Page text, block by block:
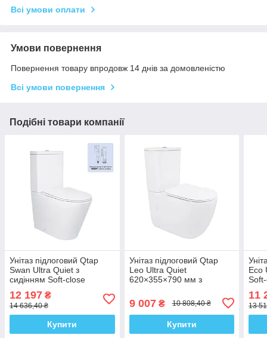
Всі умови оплати
Умови повернення
Повернення товару впродовж 14 днів за домовленістю
Всі умови повернення
Подібні товари компанії
Унітаз підлоговий Qtap
Swan Ultra Quiet з
сидінням Soft-close
QT16222182TW White
12 197 ₴
14 636,40 ₴
Купити
Унітаз підлоговий Qtap
Leo Ultra Quiet
620×355×790 мм з
QTLEO27W49261
9 007₴ 10 808,40 ₴
Купити
Eco
11
13